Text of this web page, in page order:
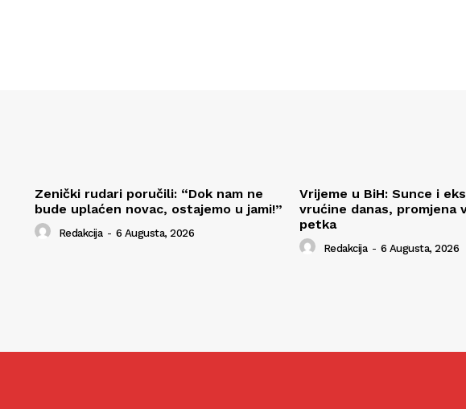
Zenički rudari poručili: “Dok nam ne
bude uplaćen novac, ostajemo u jami!”
Redakcija - 6 Augusta, 2026
Vrijeme u BiH: Sunce i
vrućine danas, promjena
petka
Redakcija - 6 Augusta, 2026